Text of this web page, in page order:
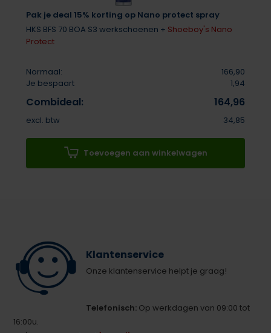
Pak je deal 15% korting op Nano protect spray
HKS BFS 70 BOA S3 werkschoenen + Shoeboy's Nano
Protect
Normaal:
166,90
Je bespaart
1,94
Combideal: 164,96
excl. btw 34,85
Toevoegen aan winkelwagen
Klantenservice
Onze klantenservice helpt je graag!
Telefonisch: Op werkdagen van 09:00 tot
16:00u.